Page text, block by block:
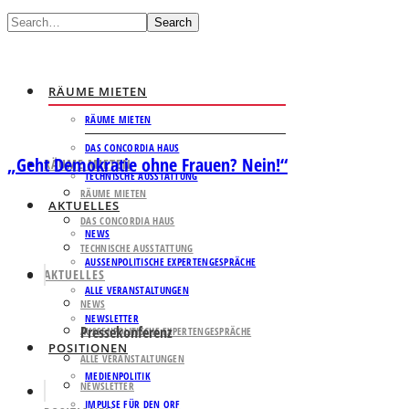
Search
RÄUME MIETEN
RÄUME MIETEN
DAS CONCORDIA HAUS
TECHNISCHE AUSSTATTUNG
AKTUELLES
NEWS
AUSSENPOLITISCHE EXPERTENGESPRÄCHE
ALLE VERANSTALTUNGEN
NEWSLETTER
POSITIONEN
MEDIENPOLITIK
IMPULSE FÜR DEN ORF
RÄUME MIETEN
RÄUME MIETEN
DAS CONCORDIA HAUS
TECHNISCHE AUSSTATTUNG
AKTUELLES
NEWS
AUSSENPOLITISCHE EXPERTENGESPRÄCHE
ALLE VERANSTALTUNGEN
NEWSLETTER
„Geht Demokratie ohne Frauen? Nein!“
Pressekonferenz